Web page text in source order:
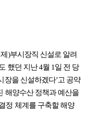
)부시장직 신설로 알려
했던 지난 4월 1일 전 당
장을 신설하겠다’고 공약
해양수산 정책과 예산을
정 체계를 구축할 해양